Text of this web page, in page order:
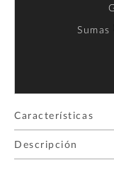
Sumas
Características
Descripción